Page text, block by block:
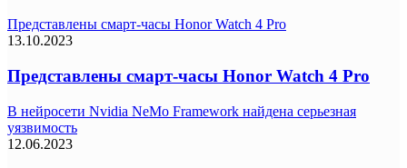
Представлены смарт-часы Honor Watch 4 Pro
13.10.2023
Представлены смарт-часы Honor Watch 4 Pro
В нейросети Nvidia NeMo Framework найдена серьезная
уязвимость
12.06.2023